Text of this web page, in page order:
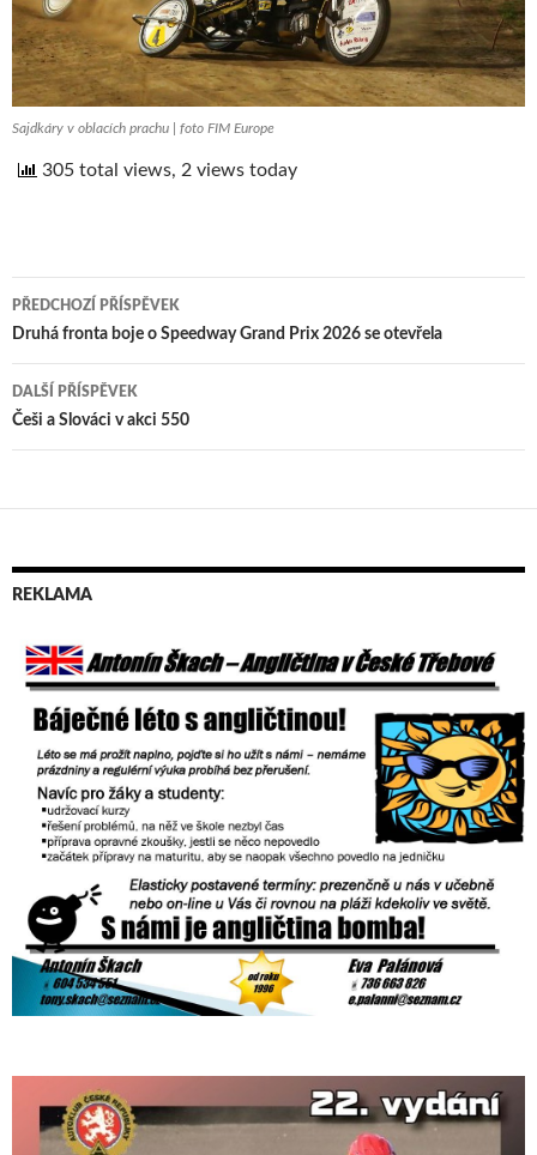
Sajdkáry v oblacích prachu | foto FIM Europe
305 total views, 2 views today
Navigace
pro
příspěvek
PŘEDCHOZÍ PŘÍSPĚVEK
Druhá fronta boje o Speedway Grand Prix 2026 se otevřela
DALŠÍ PŘÍSPĚVEK
Češi a Slováci v akci 550
REKLAMA